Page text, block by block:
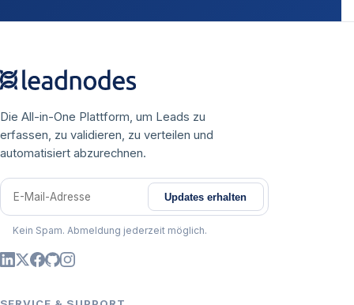
Die All-in-One Plattform, um Leads zu
erfassen, zu validieren, zu verteilen und
automatisiert abzurechnen.
E-Mail-Adresse
Updates erhalten
Kein Spam. Abmeldung jederzeit möglich.